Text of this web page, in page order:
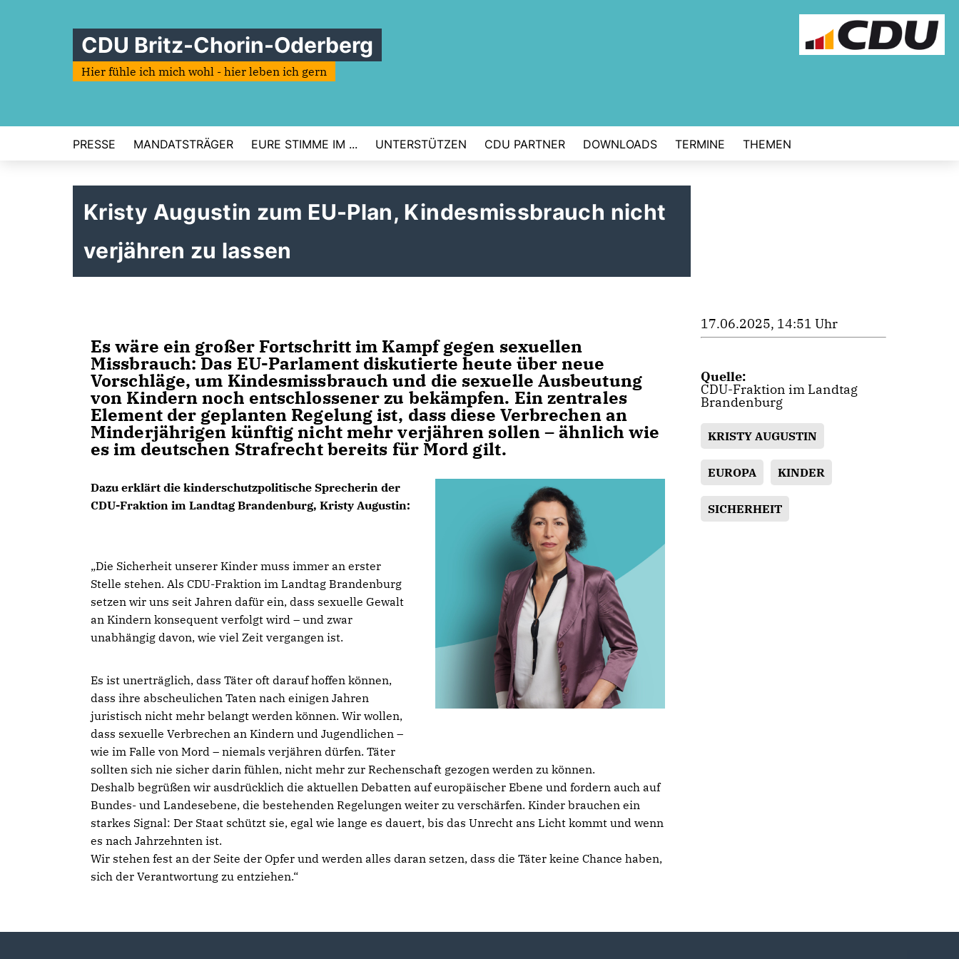
CDU Britz-Chorin-Oderberg
Hier fühle ich mich wohl - hier leben ich gern
PRESSE MANDATSTRÄGER EURE STIMME IM ... UNTERSTÜTZEN CDU PARTNER DOWNLOADS TERMINE THEMEN
Kristy Augustin zum EU-Plan, Kindesmissbrauch nicht
verjähren zu lassen
Es wäre ein großer Fortschritt im Kampf gegen sexuellen
Missbrauch: Das EU-Parlament diskutierte heute über neue
Vorschläge, um Kindesmissbrauch und die sexuelle Ausbeutung
von Kindern noch entschlossener zu bekämpfen. Ein zentrales
Element der geplanten Regelung ist, dass diese Verbrechen an
Minderjährigen künftig nicht mehr verjähren sollen – ähnlich wie
es im deutschen Strafrecht bereits für Mord gilt.
Dazu erklärt die kinderschutzpolitische Sprecherin der
CDU-Fraktion im Landtag Brandenburg, Kristy Augustin:
Die Sicherheit unserer Kinder muss immer an erster
Stelle stehen. Als CDU-Fraktion im Landtag Brandenburg
setzen wir uns seit Jahren dafür ein, dass sexuelle Gewalt
an Kindern konsequent verfolgt wird – und zwar
unabhängig davon, wie viel Zeit vergangen ist.
Es ist unerträglich, dass Täter oft darauf hoffen können,
dass ihre abscheulichen Taten nach einigen Jahren
juristisch nicht mehr belangt werden können. Wir wollen,
dass sexuelle Verbrechen an Kindern und Jugendlichen –
wie im Falle von Mord – niemals verjähren dürfen. Täter
sollten sich nie sicher darin fühlen, nicht mehr zur Rechenschaft gezogen werden zu können.
Deshalb begrüßen wir ausdrücklich die aktuellen Debatten auf europäischer Ebene und fordern auch auf
Bundes- und Landesebene, die bestehenden Regelungen weiter zu verschärfen. Kinder brauchen ein
starkes Signal: Der Staat schützt sie, egal wie lange es dauert, bis das Unrecht ans Licht kommt und wenn
es nach Jahrzehnten ist.
Wir stehen fest an der Seite der Opfer und werden alles daran setzen, dass die Täter keine Chance haben,
sich der Verantwortung zu entziehen.“
17.06.2025, 14:51 Uhr
Quelle:
CDU-Fraktion im Landtag
Brandenburg
KRISTY AUGUSTIN
EUROPA KINDER
SICHERHEIT